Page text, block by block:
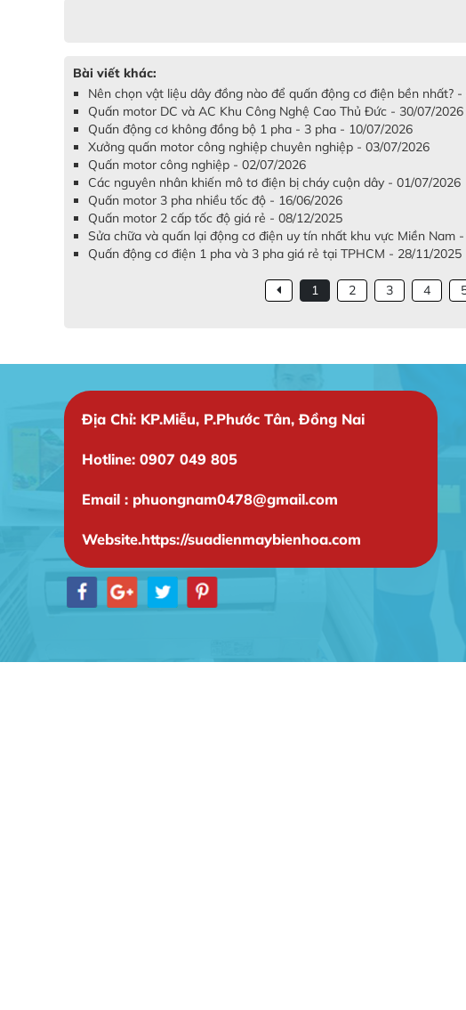
Bài viết khác:
Nên chọn vật liệu dây đồng nào để quấn động cơ điện bền nhất?
Quấn motor DC và AC Khu Công Nghệ Cao Thủ Đức - 30/07/2026
Quấn động cơ không đồng bộ 1 pha - 3 pha - 10/07/2026
Xưởng quấn motor công nghiệp chuyên nghiệp - 03/07/2026
Quấn motor công nghiệp - 02/07/2026
Các nguyên nhân khiến mô tơ điện bị cháy cuộn dây - 01/07/2026
Quấn motor 3 pha nhiều tốc độ - 16/06/2026
Quấn motor 2 cấp tốc độ giá rẻ - 08/12/2025
Sửa chữa và quấn lại động cơ điện uy tín nhất khu vực Miền Nam
Quấn động cơ điện 1 pha và 3 pha giá rẻ tại TPHCM - 28/11/2025
1 2 3 4
Địa Chỉ: KP.Miễu, P.Phước Tân, Đồng Nai
Hotline: 0907 049 805
Email : phuongnam0478@gmail.com
Website.https://suadienmaybienhoa.com